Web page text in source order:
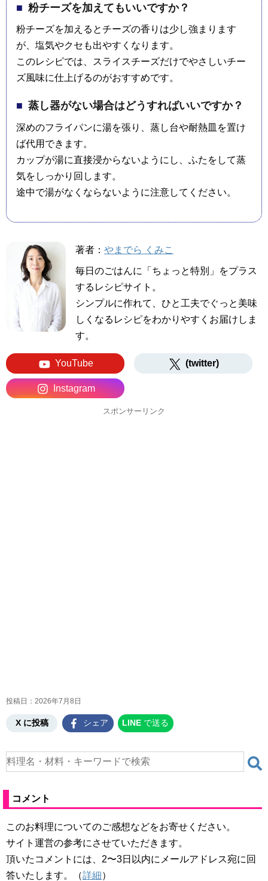
粉チーズを加えてもいいですか？
粉チーズを加えるとチーズの香りは少し強まります
が、塩気やクセも出やすくなります。
このレシピでは、スライスチーズだけでやさしいチー
ズ風味に仕上げるのがおすすめです。
蒸し器がない場合はどうすればいいですか？
深めのフライパンに湯を張り、蒸し台や耐熱皿を置け
ば代用できます。
カップが湯に直接浸からないようにし、ふたをして蒸
気をしっかり回します。
途中で湯がなくならないように注意してください。
著者： やまでら くみこ
毎日のごはんに「ちょっと特別」をプラス
するレシピサイト。
シンプルに作れて、ひと工夫でぐっと美味
しくなるレシピをわかりやすくお届けしま
す。
YouTube (twitter)
Instagram
スポンサーリンク
投稿日： 2026年7月8日
X に投稿 シェア LINE で送る
コメント
このお料理についてのご感想などをお寄せください。
サイト運営の参考にさせていただきます。
頂いたコメントには、2〜3日以内にメールアドレス宛に回
答いたします。（詳細）